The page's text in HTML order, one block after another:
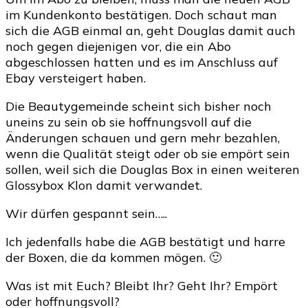
im Kundenkonto bestätigen. Doch schaut man
sich die AGB einmal an, geht Douglas damit auch
noch gegen diejenigen vor, die ein Abo
abgeschlossen hatten und es im Anschluss auf
Ebay versteigert haben.
Die Beautygemeinde scheint sich bisher noch
uneins zu sein ob sie hoffnungsvoll auf die
Änderungen schauen und gern mehr bezahlen,
wenn die Qualität steigt oder ob sie empört sein
sollen, weil sich die Douglas Box in einen weiteren
Glossybox Klon damit verwandet.
Wir dürfen gespannt sein…..
Ich jedenfalls habe die AGB bestätigt und harre
der Boxen, die da kommen mögen. 🙂
Was ist mit Euch? Bleibt Ihr? Geht Ihr? Empört
oder hoffnungsvoll?